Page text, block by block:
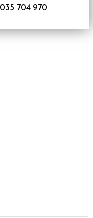
035 704 970